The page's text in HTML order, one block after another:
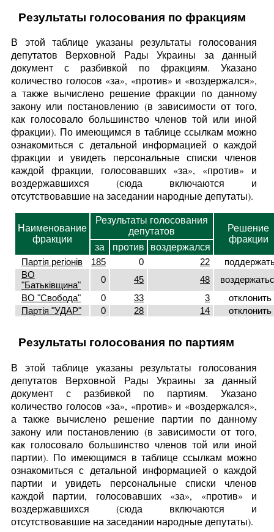
Результаты голосования по фракциям
В этой таблице указаны результаты голосования
депутатов Верховной Рады Украины за данный
документ с разбивкой по фракциям. Указано
количество голосов «за», «против» и «воздержался»,
а также вычислено решение фракции по данному
закону или постановлению (в зависимости от того,
как голосовало большинство членов той или иной
фракции). По имеющимся в таблице ссылкам можно
ознакомиться с детальной информацией о каждой
фракции и увидеть персональные списки членов
каждой фракции, голосовавших «за», «против» и
воздержавшихся (сюда включаются и
отсутствовавшие на заседании народные депутаты).
Наименование
фракции
Результаты голосования
депутатов
Решение
фракции
за против
воздержался
Партія регіонів
185 0 22
ВО
"Батьківщина"
0 45 48
ВО "Свобода"
0 33 3
отклонить
Партія "УДАР"
0 28 14 отклонить
Результаты голосования по партиям
В этой таблице указаны результаты голосования
депутатов Верховной Рады Украины за данный
документ с разбивкой по партиям. Указано
количество голосов «за», «против» и «воздержался»,
а также вычислено решение партии по данному
закону или постановлению (в зависимости от того,
как голосовало большинство членов той или иной
партии). По имеющимся в таблице ссылкам можно
ознакомиться с детальной информацией о каждой
партии и увидеть персональные списки членов
каждой партии, голосовавших «за», «против» и
воздержавшихся (сюда включаются и
отсутствовавшие на заседании народные депутаты).